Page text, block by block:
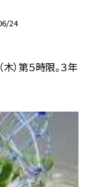
24
）第５時限。３年